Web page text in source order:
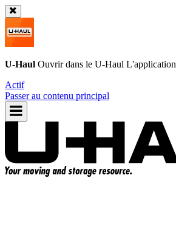
U-Haul Ouvrir dans le U-Haul L'application
Actif
Passer au contenu principal